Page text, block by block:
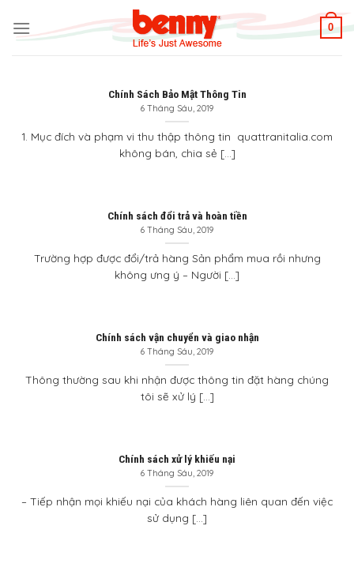
0
Chính Sách Bảo Mật Thông Tin
6 Tháng Sáu, 2019
1. Mục đích và phạm vi thu thập thông tin quattranitalia.com
không bán, chia sẻ [...]
Chính sách đổi trả và hoàn tiền
6 Tháng Sáu, 2019
Trường hợp được đổi/trả hàng Sản phẩm mua rồi nhưng
không ưng ý – Người [...]
Chính sách vận chuyển và giao nhận
6 Tháng Sáu, 2019
Thông thường sau khi nhận được thông tin đặt hàng chúng
tôi sẽ xử lý [...]
Chính sách xử lý khiếu nại
6 Tháng Sáu, 2019
– Tiếp nhận mọi khiếu nại của khách hàng liên quan đến việc
sử dụng [...]